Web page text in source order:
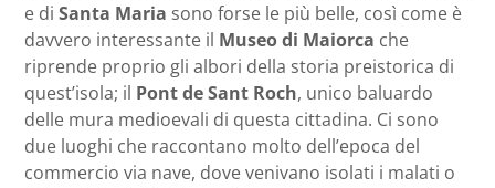
e di Santa Maria sono forse le più belle, così come è
davvero interessante il Museo di Maiorca che
riprende proprio gli albori della storia preistorica di
quest’isola; il Pont de Sant Roch, unico baluardo
delle mura medioevali di questa cittadina. Ci sono
due luoghi che raccontano molto dell’epoca del
commercio via nave, dove venivano isolati i malati o